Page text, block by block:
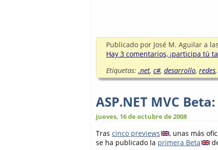
Publicado por José M. Aguilar a
Hay 3 comentarios, ¡participa tú
Etiquetas: .net, c#, desarrollo, redes
ASP.NET MVC
jueves, 16 de octubre de 2008
Tras cinco previews
, unas más
se ha publicado la primera Beta